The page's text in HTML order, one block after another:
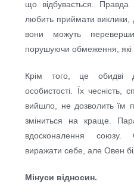
що відбувається.
любить приймати
вони можуть
порушуючи обмеження, які
Крім того, це обидві
особистості. Їх
вийшло, не дозволить їм
зміниться на краще.
вдосконалення союзу.
виражати себе, але Овен
Мінуси відносин.